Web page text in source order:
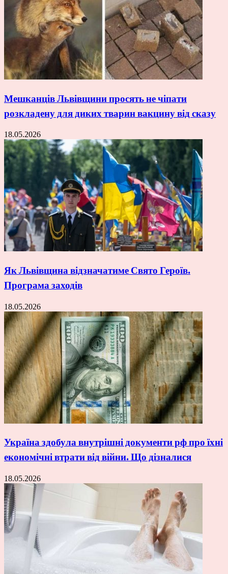
Мешканців Львівщини просять не чіпати
розкладену для диких тварин вакцину від сказу
18.05.2026
Як Львівщина відзначатиме Свято Героїв.
Програма заходів
18.05.2026
Україна здобула внутрішні документи рф про їхні
економічні втрати від війни. Що дізналися
18.05.2026